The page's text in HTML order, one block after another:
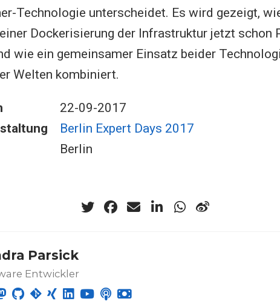
Technologie unterscheidet. Es wird gezeigt,
Dockerisierung der Infrastruktur jetzt schon
wie ein gemeinsamer Einsatz beider
Welten kombiniert.
22-09-2017
Berlin Expert Days 2017
Berlin
Parsick
Entwickler